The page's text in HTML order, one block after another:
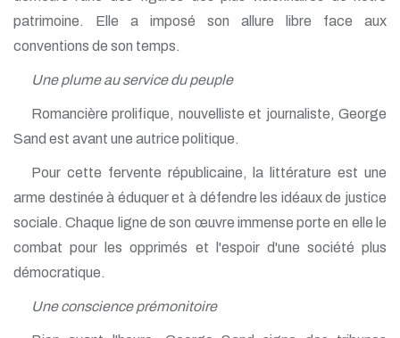
patrimoine. Elle a imposé son allure libre face aux
conventions de son temps.
Une plume au service du peuple
Romancière prolifique, nouvelliste et journaliste, George
Sand est avant une autrice politique.
Pour cette fervente républicaine, la littérature est une
arme destinée à éduquer et à défendre les idéaux de justice
sociale. Chaque ligne de son œuvre immense porte en elle le
combat pour les opprimés et l'espoir d'une société plus
démocratique.
Une conscience prémonitoire